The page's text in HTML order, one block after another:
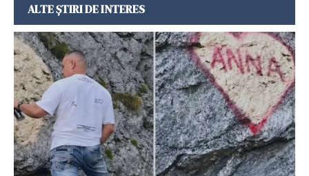
ALTE ȘTIRI DE INTERES